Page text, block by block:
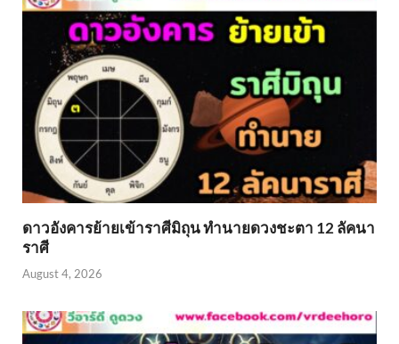
ดาวอังคารย้ายเข้าราศีมิถุน ทำนายดวงชะตา 12 ลัคนา
ราศี
August 4, 2026